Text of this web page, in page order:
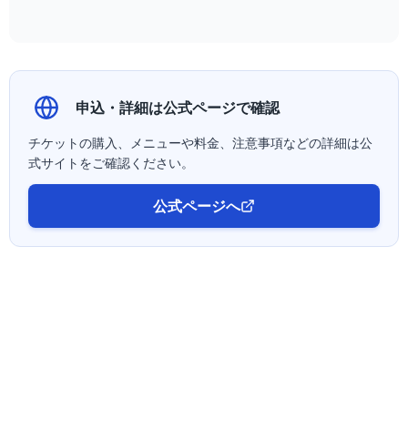
申込・詳細は公式ページで確認
チケットの購入、メニューや料金、注意事項などの詳細は公
式サイトをご確認ください。
公式ページへ